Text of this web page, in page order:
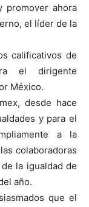
promover ahora
el líder de la
calificativos de
el dirigente
México.
desde hace
y para el
a la
colaboradoras
la igualdad de
año.
que el